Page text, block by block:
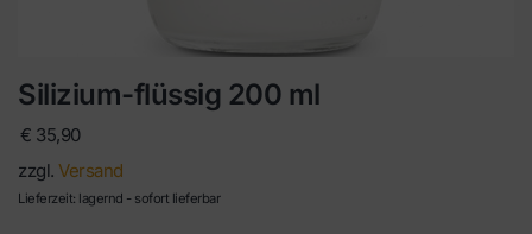
Silizium-flüssig 200 ml
€ 35,90
zzgl. Versand
Lieferzeit: lagernd - sofort lieferbar